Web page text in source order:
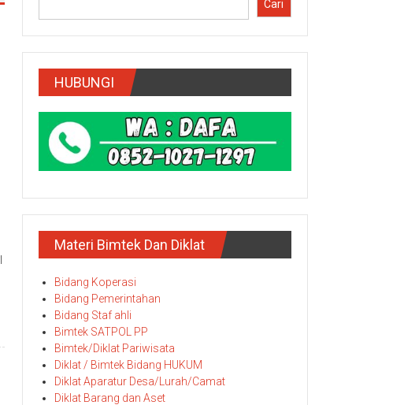
Cari
HUBUNGI
Materi Bimtek Dan Diklat
Bidang Koperasi
Bidang Pemerintahan
Bidang Staf ahli
Bimtek SATPOL PP
Bimtek/Diklat Pariwisata
Diklat / Bimtek Bidang HUKUM
Diklat Aparatur Desa/Lurah/Camat
Diklat Barang dan Aset